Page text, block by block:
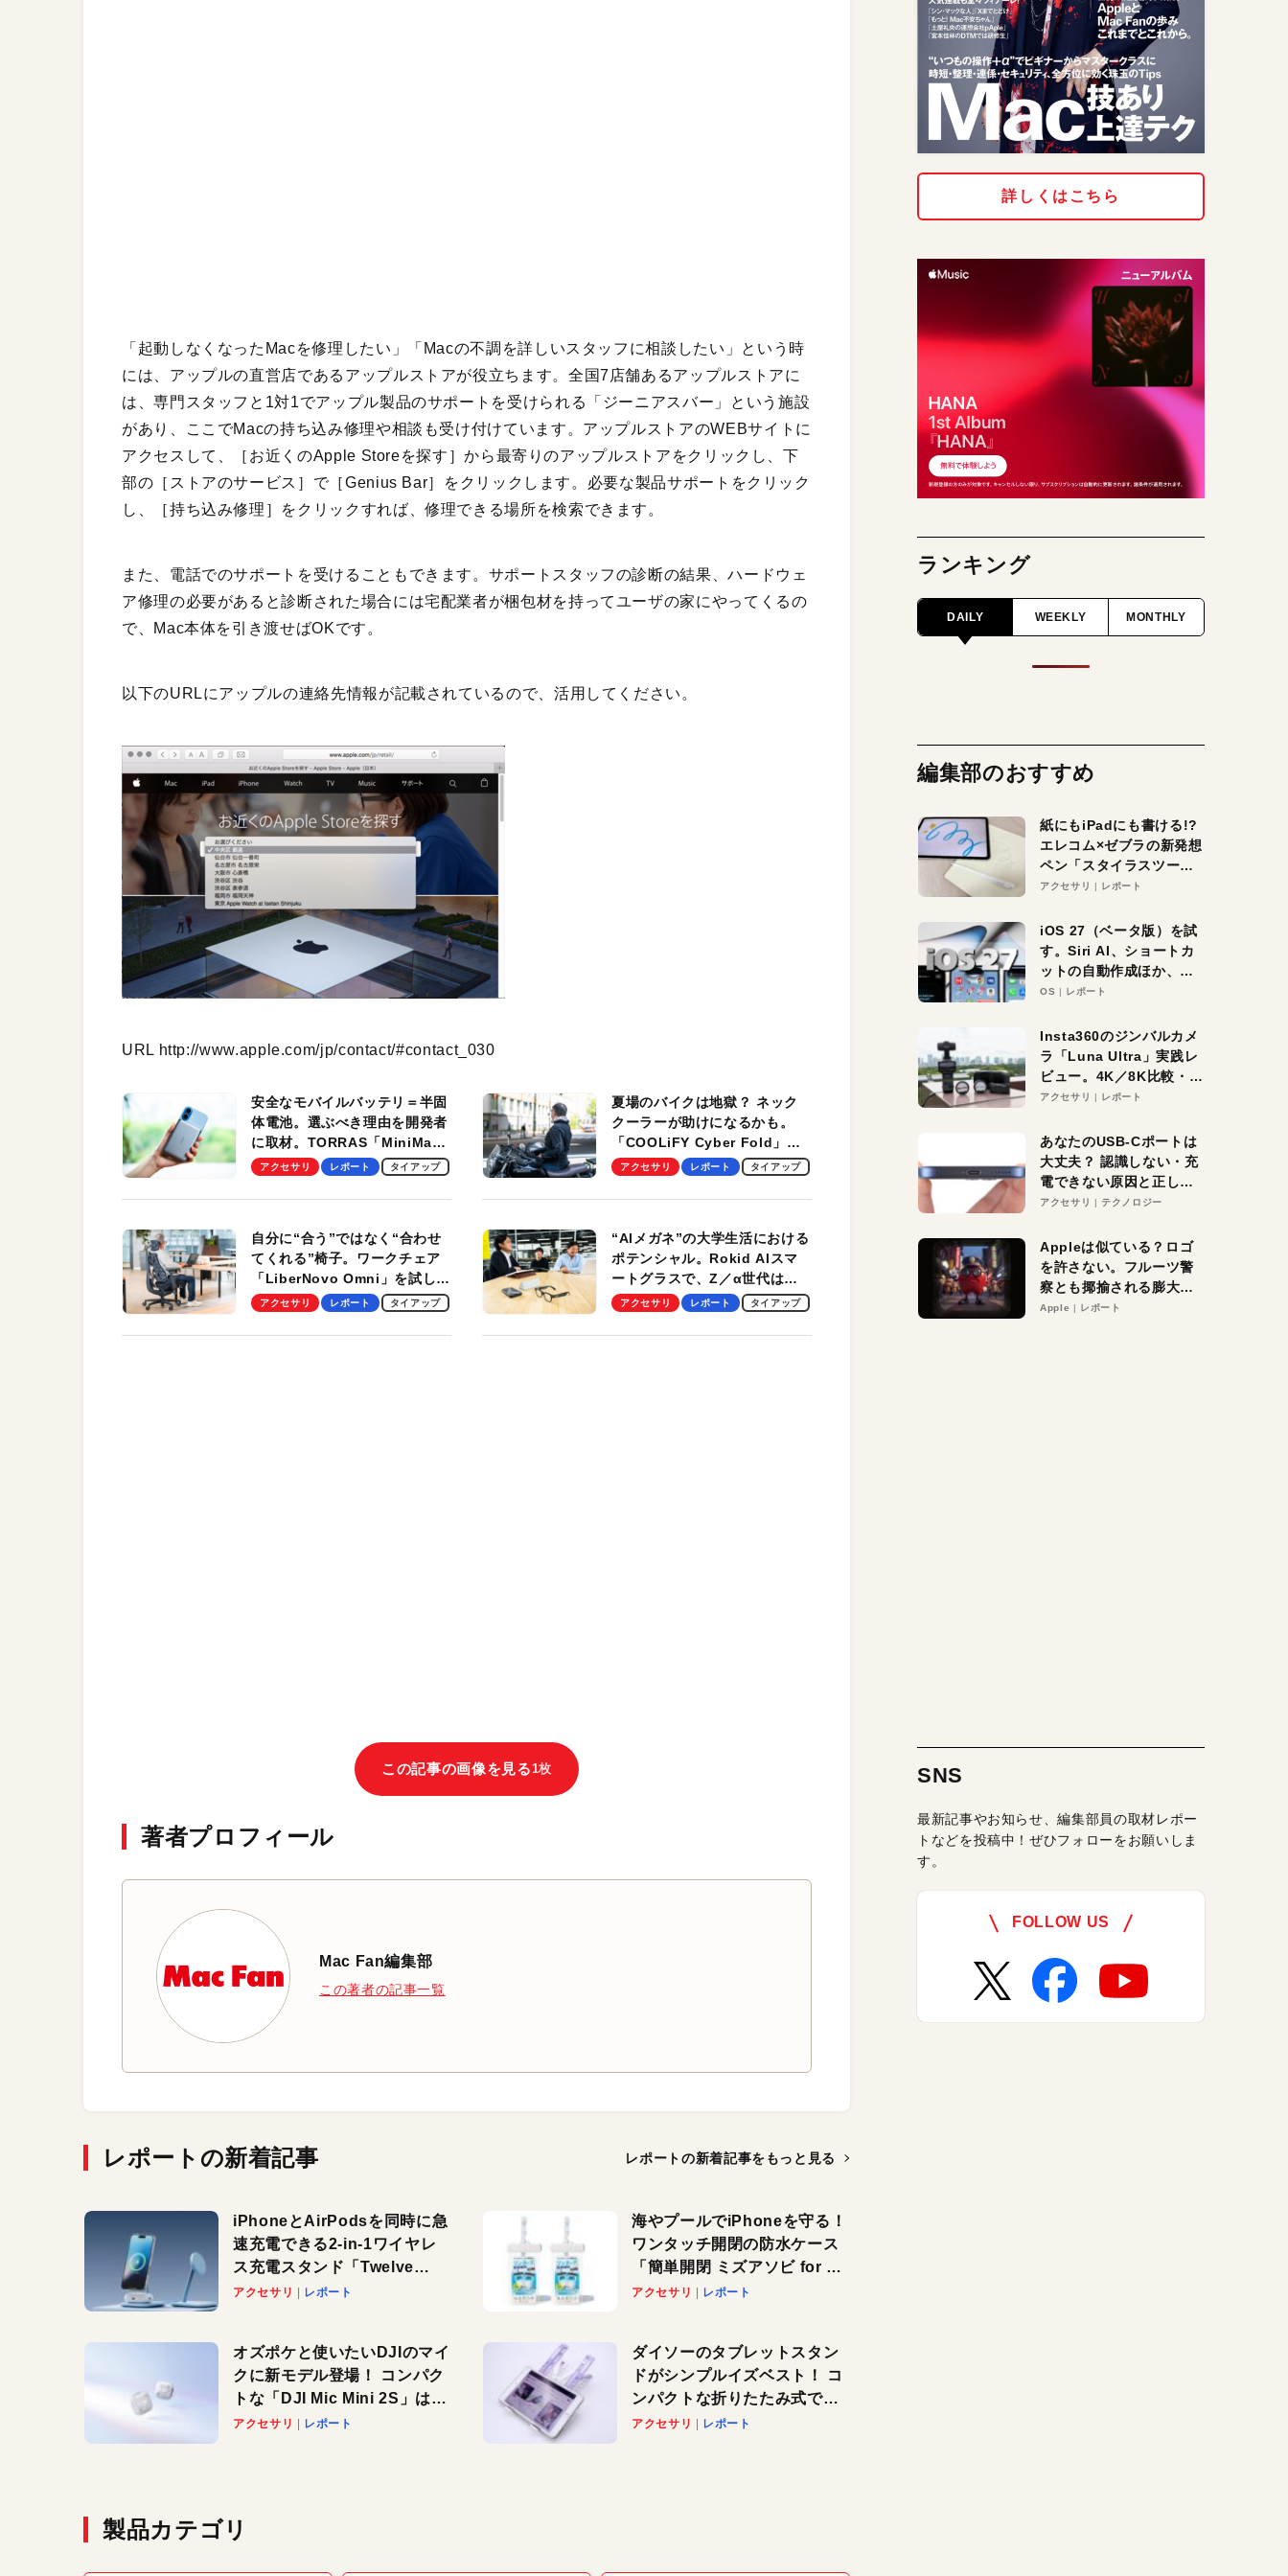
「起動しなくなったMacを修理したい」「Macの不調を詳しいスタッフに相談したい」という時
には、アップルの直営店であるアップルストアが役立ちます。全国7店舗あるアップルストアに
は、専門スタッフと1対1でアップル製品のサポートを受けられる「ジーニアスバー」という施設
があり、ここでMacの持ち込み修理や相談も受け付けています。アップルストアのWEBサイトに
アクセスして、［お近くのApple Storeを探す］から最寄りのアップルストアをクリックし、下
部の［ストアのサービス］で［Genius Bar］をクリックします。必要な製品サポートをクリック
し、［持ち込み修理］をクリックすれば、修理できる場所を検索できます。
また、電話でのサポートを受けることもできます。サポートスタッフの診断の結果、ハードウェ
ア修理の必要があると診断された場合には宅配業者が梱包材を持ってユーザの家にやってくるの
で、Mac本体を引き渡せばOKです。
以下のURLにアップルの連絡先情報が記載されているので、活用してください。
URL http://www.apple.com/jp/contact/#contact_030
安全なモバイルバッテリ＝半固
体電池。選ぶべき理由を開発者
に取材。TORRAS「MiniMag
Pro」の実機レビューも
アクセサリ レポート タイアップ
夏場のバイクは地獄？ ネック
クーラーが助けになるかも。
「COOLiFY Cyber Fold」レ
ビュー。冷却の速さ、密着する
性がグッド！
アクセサリ レポート タイアップ
自分に“合う”ではなく“合わせ
てくれる”椅子。ワークチェア
「LiberNovo Omni」を試して
わかったその魅力。まさかのス
アクセサリ レポート タイアップ
“AIメガネ”の大学生活における
ポテンシャル。Rokid AIスマ
ートグラスで、Z／α世代は何
を見る？ 現役学生起業家、そ
【PR】
アクセサリ レポート タイアップ
この記事の画像を見る 1枚
著者プロフィール
Mac Fan編集部
この著者の記事一覧
レポートの新着記事 レポートの新着記事をもっと見る
iPhoneとAirPodsを同時に急
速充電できる2-in-1ワイヤレ
ス充電スタンド「Twelve
South HiRise 2 Deluxe」が
アクセサリ レポート
海やプールでiPhoneを守る！
ワンタッチ開閉の防水ケース
「簡単開閉 ミズアソビ for ス
マホ」で夏のレジャーを満喫
アクセサリ レポート
オズポケと使いたいDJIのマイ
クに新モデル登場！ コンパク
トな「DJI Mic Mini 2S」はAI
ノイキャンも搭載。屋外でも
アクセサリ レポート
ダイソーのタブレットスタン
ドがシンプルイズベスト！ コ
ンパクトな折りたたみ式でノ
ートパソコンにも対応。カラ
アクセサリ レポート
製品カテゴリ
詳しくはこちら
ランキング
DAILY WEEKLY MONTHLY
編集部のおすすめ
紙にもiPadにも書ける!?
エレコム×ゼブラの新発想
ペン「スタイラスツーウ
ェイ」レビュー。持ち替
アクセサリ レポート
iOS 27（ベータ版）を試
す。Siri AI、ショートカ
ットの自動作成ほか、期
待大の便利機能5選。
る未来はすぐそこ！
OS レポート
Insta360のジンバルカメ
ラ「Luna Ultra」実践レ
ビュー。4K／8K比較・ズ
ーム・夜間撮影をチェッ
アクセサリ レポート
あなたのUSB-Cポートは
大丈夫？ 認識しない・充
電できない原因と正しい
対策
アクセサリ テクノロジー
Appleは似ている？ロゴ
を許さない。フルーツ警
察とも揶揄される膨大な
異議申し立て。対象は非
Apple レポート
SNS
最新記事やお知らせ、編集部員の取材レポー
トなどを投稿中！ぜひフォローをお願いしま
す。
FOLLOW US